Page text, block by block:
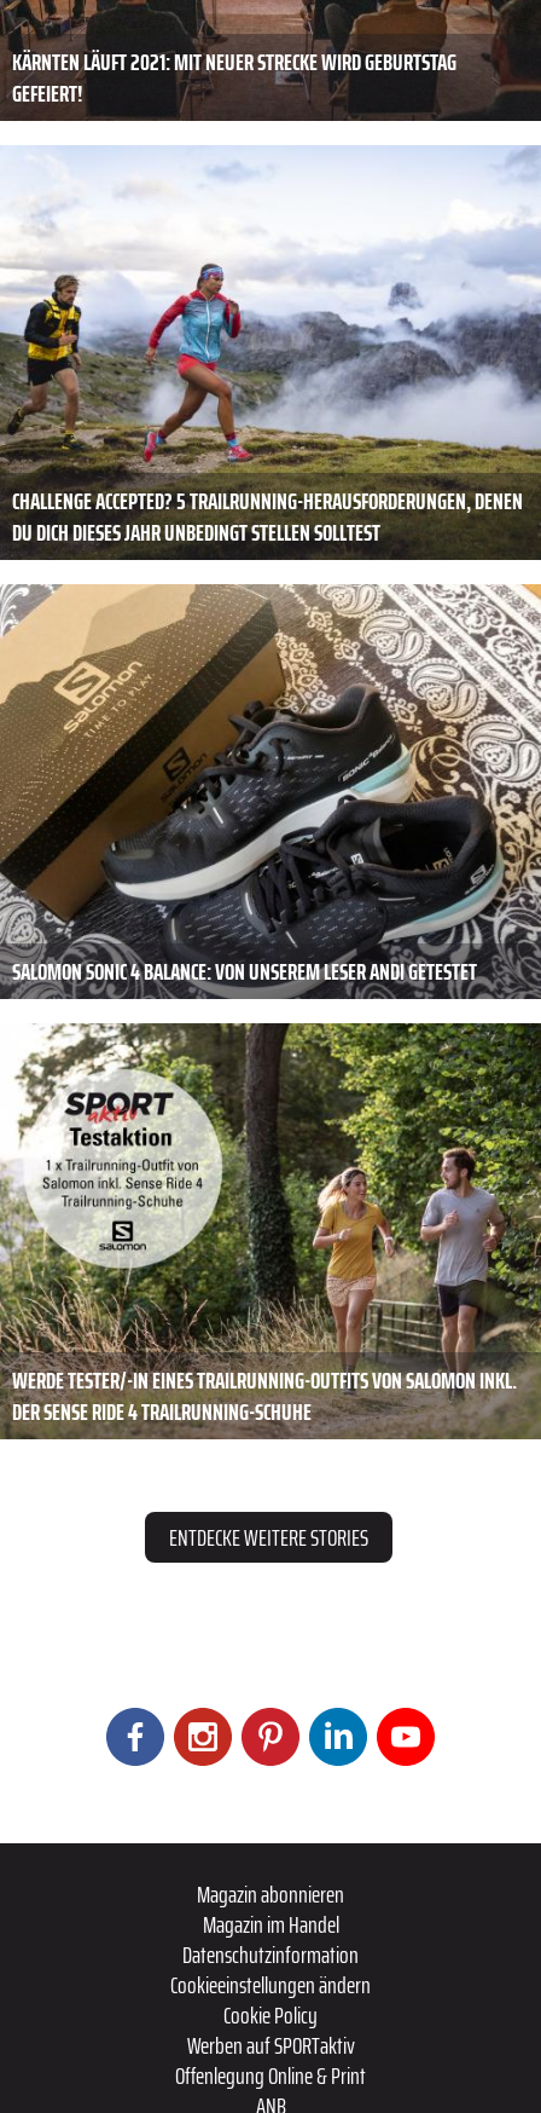
KÄRNTEN LÄUFT 2021: MIT NEUER STRECKE WIRD GEBURTSTAG
GEFEIERT!
CHALLENGE ACCEPTED? 5 TRAILRUNNING-HERAUSFORDERUNGEN, DENEN
DU DICH DIESES JAHR UNBEDINGT STELLEN SOLLTEST
SALOMON SONIC 4 BALANCE: VON UNSEREM LESER ANDI GETESTET
WERDE TESTER/-IN EINES TRAILRUNNING-OUTFITS VON SALOMON INKL.
DER SENSE RIDE 4 TRAILRUNNING-SCHUHE
ENTDECKE WEITERE STORIES
Magazin abonnieren
Magazin im Handel
Datenschutzinformation
Cookieeinstellungen ändern
Cookie Policy
Werben auf SPORTaktiv
Offenlegung Online & Print